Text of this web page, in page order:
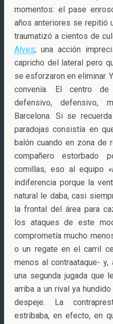
momentos: el pase
años anteriores se repitió
traumatizó a cientos de
Alves; una acción
capricho del lateral pero
se esforzaron en eliminar.
convenía. El centro
defensivo, defensivo,
Barcelona. Si se
paradojas consistía en
balón cuando en zona de
compañero estorbado
comillas, eso al equipo
indiferencia porque la
natural le daba, casi
la frontal del área para
los ataques de este
comprometía mucho
o un regate en el carril
menos al contraataque- y,
una segunda jugada que
arriba a un rival ya
despeje. La
estribaba, en efecto, en